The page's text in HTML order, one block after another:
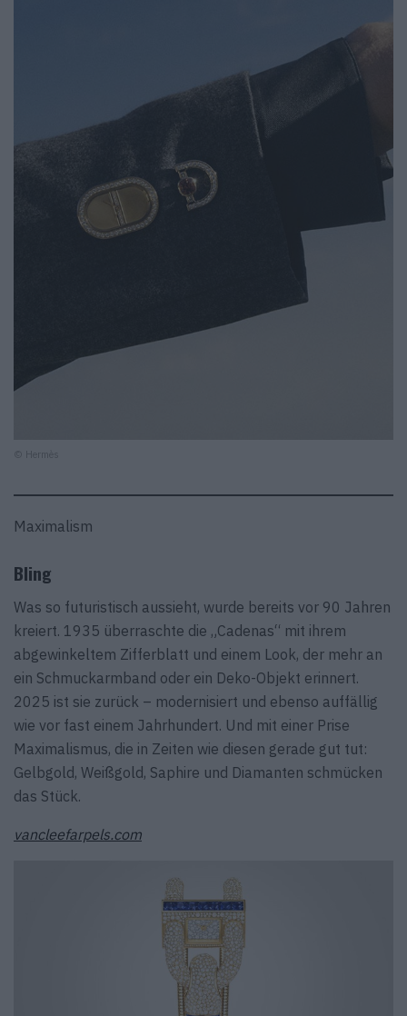
Maximalism
Bling
Was so futuristisch aussieht, wurde bereits vor 90 Jahren
kreiert. 1935 überraschte die „Cadenas“ mit ihrem
abgewinkeltem Zifferblatt und einem Look, der mehr an
ein Schmuckarmband oder ein Deko-Objekt erinnert.
2025 ist sie zurück – modernisiert und ebenso auffällig
wie vor fast einem Jahrhundert. Und mit einer Prise
Maximalismus, die in Zeiten wie diesen gerade gut tut:
Gelbgold, Weißgold, Saphire und Diamanten schmücken
das Stück.
vancleefarpels.com